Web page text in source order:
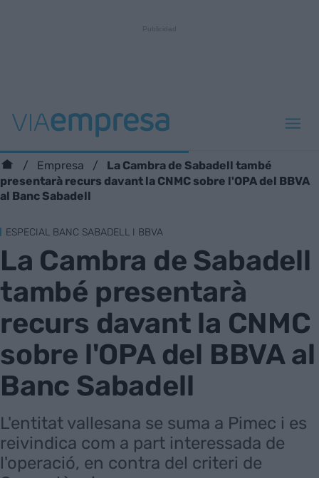
Empresa
La Cambra de Sabadell també
presentarà recurs davant la CNMC sobre l'OPA del BBVA
al Banc Sabadell
ESPECIAL BANC SABADELL I BBVA
La Cambra de Sabadell
també presentarà
recurs davant la CNMC
sobre l'OPA del BBVA al
Banc Sabadell
L'entitat vallesana se suma a Pimec i es
reivindica com a part interessada de
l'operació, en contra del criteri de